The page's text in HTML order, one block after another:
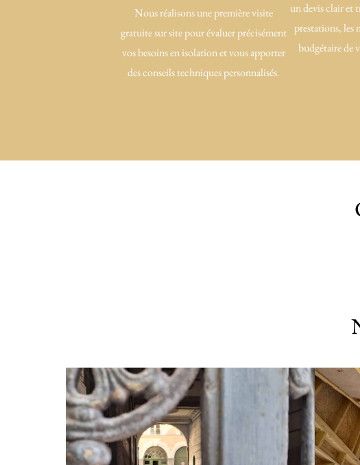
Nous réalisons une première visite
gratuite sur site pour évaluer précisément
vos besoins en isolation et vous apporter
des conseils techniques personnalisés.
un devis clair et
prestations, les
budgétaire de